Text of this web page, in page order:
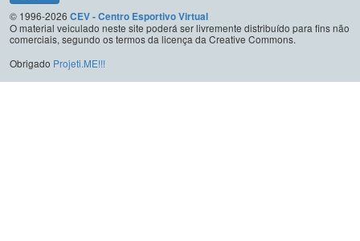
© 1996-2026 CEV - Centro Esportivo Virtual
O material veiculado neste site poderá ser livremente distribuído para fins não
comerciais, segundo os termos da licença da Creative Commons.
Obrigado Projeti.ME!!!